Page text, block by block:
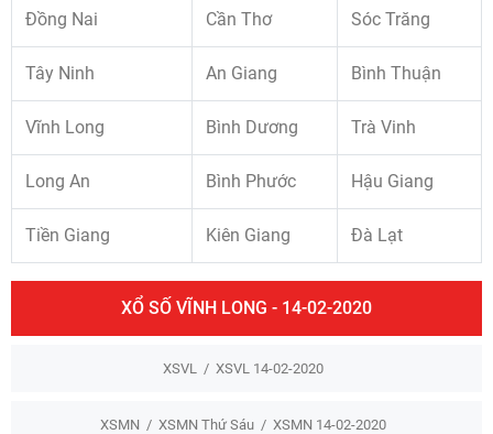
Đồng Nai Cần Thơ Sóc Trăng
Tây Ninh An Giang Bình Thuận
Vĩnh Long Bình Dương Trà Vinh
Long An Bình Phước Hậu Giang
Tiền Giang Kiên Giang Đà Lạt
XỔ SỐ VĨNH LONG - 14-02-2020
XSVL XSVL 14-02-2020
XSMN XSMN Thứ Sáu XSMN 14-02-2020